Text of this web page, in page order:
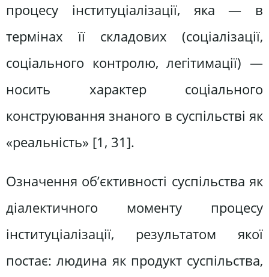
процесу інституціалізації, яка — в
термінах її складових (соціалізації,
соціального контролю, легітимації) —
носить характер соціального
конструювання знаного в суспільстві як
«реальність» [1, 31].
Означення об’єктивності суспільства як
діалектичного моменту процесу
інституціалізації, результатом якої
постає: людина як продукт суспільства,